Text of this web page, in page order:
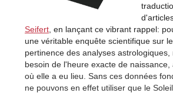
Seifert , en lançant ce vibrant rappel:
une véritable enquête scientifique sur
pertinence des analyses astrologiques,
besoin de l'heure exacte de naissance,
où elle a eu lieu. Sans ces données
ne pouvons en effet utiliser que le